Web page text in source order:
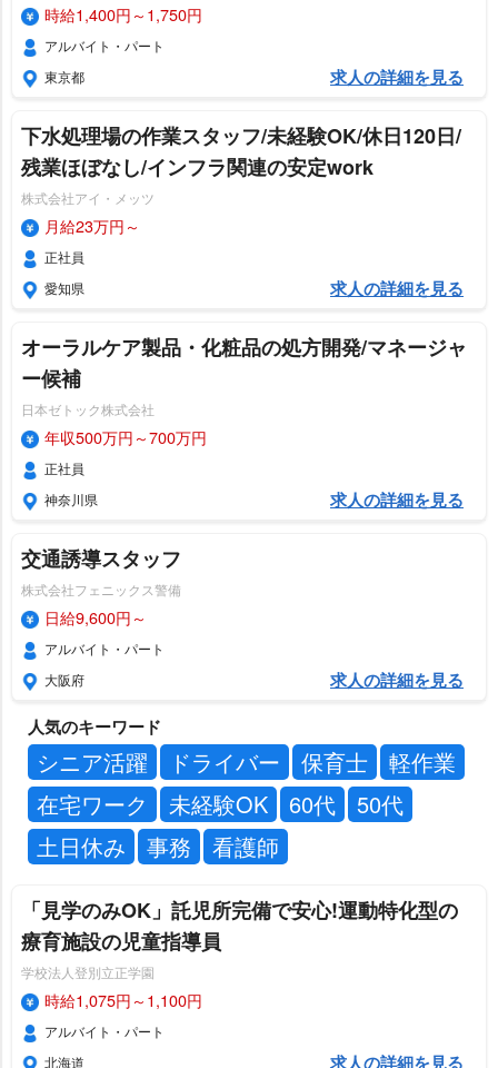
時給1,400円～1,750円
アルバイト・パート
東京都
求人の詳細を見る
下水処理場の作業スタッフ/未経験OK/休日120日/
残業ほぼなし/インフラ関連の安定work
株式会社アイ・メッツ
月給23万円～
正社員
愛知県
求人の詳細を見る
オーラルケア製品・化粧品の処方開発/マネージャ
ー候補
日本ゼトック株式会社
年収500万円～700万円
正社員
神奈川県
求人の詳細を見る
交通誘導スタッフ
株式会社フェニックス警備
日給9,600円～
アルバイト・パート
大阪府
求人の詳細を見る
人気のキーワード
シニア活躍 ドライバー 保育士
軽作業
在宅ワーク
未経験OK 60代
50代
土日休み
事務 看護師
「見学のみOK」託児所完備で安心!運動特化型の
療育施設の児童指導員
学校法人登別立正学園
時給1,075円～1,100円
アルバイト・パート
北海道
求人の詳細を見る